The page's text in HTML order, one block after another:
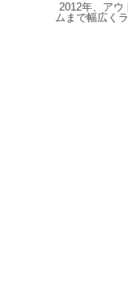
2012年、アウ
ムまで幅広く